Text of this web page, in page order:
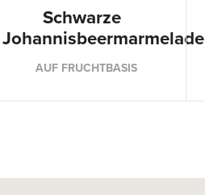
Schwarze
Johannisbeermarmelade
AUF FRUCHTBASIS